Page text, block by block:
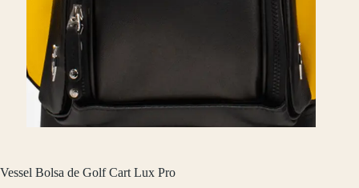
Vessel Bolsa de Golf Cart Lux Pro